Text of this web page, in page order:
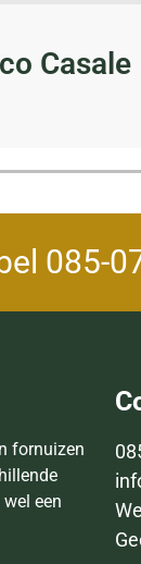
Casale
085-
fornuizen
een